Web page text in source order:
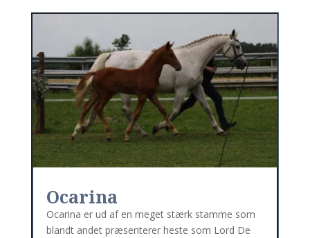
Ocarina
Ocarina er ud af en meget stærk stamme som
blandt andet præsenterer heste som Lord De